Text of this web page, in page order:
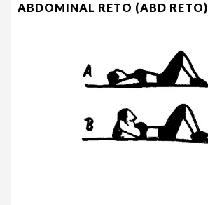
ABDOMINAL RETO (ABD RETO)